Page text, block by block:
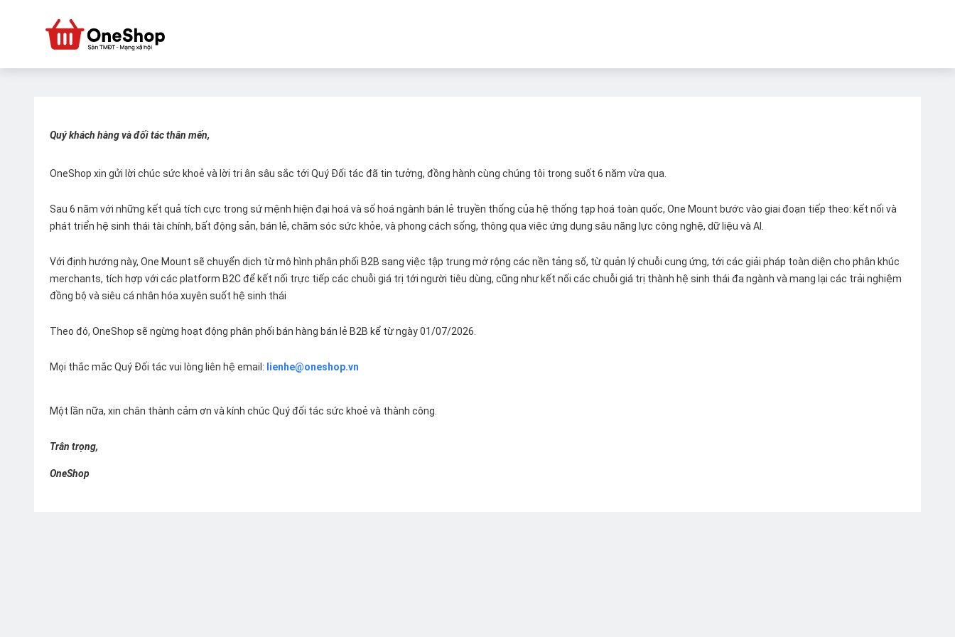
Quý khách hàng và đối tác thân mến,
OneShop xin gửi lời chúc sức khoẻ và lời tri ân sâu sắc tới Quý Đối tác đã tin tưởng, đồng hành cùng chúng tôi trong suốt 6 năm vừa qua.
Sau 6 năm với những kết quả tích cực trong sứ mệnh hiện đại hoá và số hoá ngành bán lẻ truyền thống của hệ thống tạp hoá toàn quốc, One Mount bước vào giai đoạn tiếp theo: kết nối và
phát triển hệ sinh thái tài chính, bất động sản, bán lẻ, chăm sóc sức khỏe, và phong cách sống, thông qua việc ứng dụng sâu năng lực công nghệ, dữ liệu và AI.
Với định hướng này, One Mount sẽ chuyển dịch từ mô hình phân phối B2B sang việc tập trung mở rộng các nền tảng số, từ quản lý chuỗi cung ứng, tới các giải pháp toàn diện cho phân khúc
merchants, tích hợp với các platform B2C để kết nối trực tiếp các chuỗi giá trị tới người tiêu dùng, cũng như kết nối các chuỗi giá trị thành hệ sinh thái đa ngành và mang lại các trải nghiệm
đồng bộ và siêu cá nhân hóa xuyên suốt hệ sinh thái
Theo đó, OneShop sẽ ngừng hoạt động phân phối bán hàng bán lẻ B2B kể từ ngày 01/07/2026.
Mọi thắc mắc Quý Đối tác vui lòng liên hệ email: lienhe@oneshop.vn
Một lần nữa, xin chân thành cảm ơn và kính chúc Quý đối tác sức khoẻ và thành công.
Trân trọng,
OneShop